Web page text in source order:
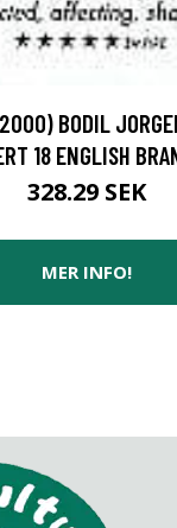
BODIL
18 ENGLISH
328.29 SEK
MER INFO!